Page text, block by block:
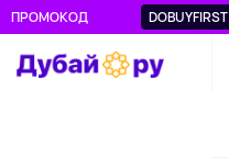
ПРОМОКОД DOBUYFIRST